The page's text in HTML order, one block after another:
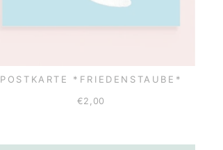
POSTKARTE *FRIEDENSTAUBE*
€2,00